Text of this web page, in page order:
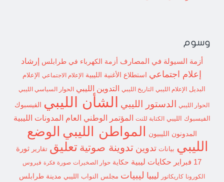
وسوم
أزمة السيولة في المصارف أزمة الكهرباء في طرابلس إرشاد
إعلام اجتماعي استطلاع الأغنية الليبية الإعلام الاجتماعي
الإعلام
البديل الإعلام الليبي التاريخ الليبي التدوين الليبي الحوار السياسي الليبي
الحوار الليبي الدستور الليبي الشأن الليبي الفيسبوك
الفيسبوك الليبي الكتابة للنت المؤتمر الوطني العام المدونات الليبية
المدونون الليبيون المواطن الليبي الوضع
الليبي بيانات تدوين تدوينة صوتية تعليق تقارير
ثورة
17 فبراير
حكايات ليبية حكاية حوار الصخيرات صورة فكرة فيروس
الكورونا كاريكاتور ليبيا ليبيات مجلس النواب الليبي مدينة طرابلس